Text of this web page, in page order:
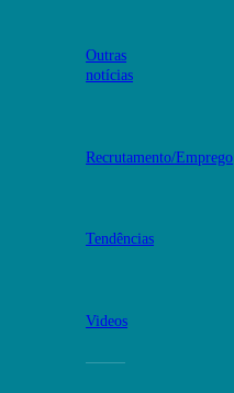
Outras
notícias
Recrutamento/Emprego
Tendências
Videos